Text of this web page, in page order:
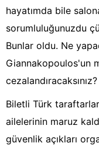
hayatımda bile
sorumluluğunuzdu
Bunlar oldu. Ne
Giannakopoulos'un
Biletli Türk
ailelerinin maruz
güvenlik açıkları